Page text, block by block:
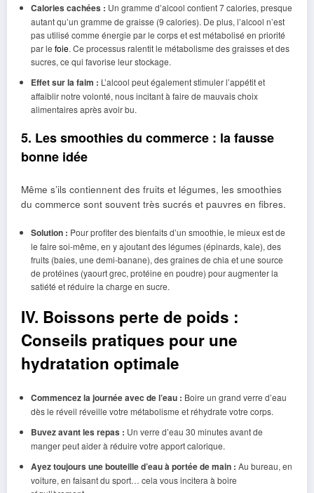
Calories cachées : Un gramme d’alcool contient 7 calories, presque
autant qu’un gramme de graisse (9 calories). De plus, l’alcool n’est
pas utilisé comme énergie par le corps et est métabolisé en priorité
par le foie. Ce processus ralentit le métabolisme des graisses et des
sucres, ce qui favorise leur stockage.
Effet sur la faim : L’alcool peut également stimuler l’appétit et
affaiblir notre volonté, nous incitant à faire de mauvais choix
alimentaires après avoir bu.
5. Les smoothies du commerce : la fausse
bonne idée
Même s’ils contiennent des fruits et légumes, les smoothies
du commerce sont souvent très sucrés et pauvres en fibres.
Solution : Pour profiter des bienfaits d’un smoothie, le mieux est de
le faire soi-même, en y ajoutant des légumes (épinards, kale), des
fruits (baies, une demi-banane), des graines de chia et une source
de protéines (yaourt grec, protéine en poudre) pour augmenter la
satiété et réduire la charge en sucre.
IV. Boissons perte de poids :
Conseils pratiques pour une
hydratation optimale
Commencez la journée avec de l’eau : Boire un grand verre d’eau
dès le réveil réveille votre métabolisme et réhydrate votre corps.
Buvez avant les repas : Un verre d’eau 30 minutes avant de
manger peut aider à réduire votre apport calorique.
Ayez toujours une bouteille d’eau à portée de main : Au bureau, en
voiture, en faisant du sport… cela vous incitera à boire